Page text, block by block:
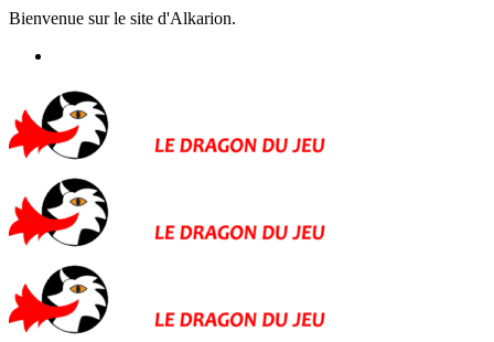
Bienvenue sur le site d'Alkarion.